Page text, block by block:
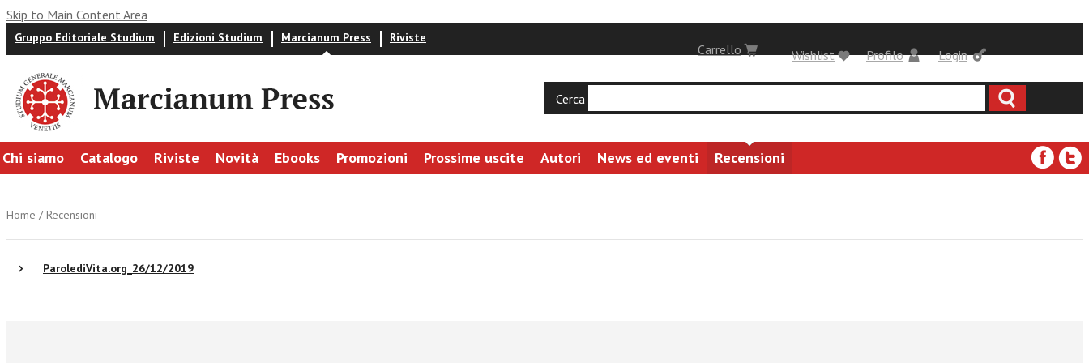
Skip to Main Content Area
Gruppo Editoriale Studium Edizioni Studium Marcianum Press Riviste
Login
Carrello Profilo
Wishlist
Cerca
Chi siamo Catalogo Riviste Novità Ebooks Promozioni Prossime uscite Autori News ed eventi Recensioni
Home / Recensioni
ParolediVita.org_26/12/2019